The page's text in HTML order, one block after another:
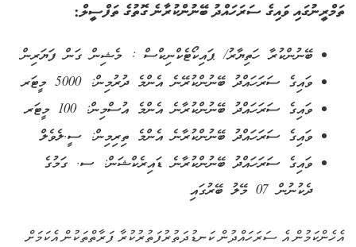
ތަމްރީނުގައި ވައިގެ ސަރަހައްދު ބޭނުންކުރާނެ ގޮތުގެ ތަފްސީލް:
ބޭނުންކުރާ ހަތިޔާރު/ ޕައިކޯޓެކްނިކްސް : މެޝިން ގަން ފަޔަރިން
ވައިގެ ސަރަހައްދު ބޭނުންކުރޭނެ އެންމެ ދުރުމިން: 5000 މީޓަރ
ވައިގެ ސަރަހައްދު ބޭނުންކުރާނެ އެންމެ އުސްމިން: 100 މީޓަރ
ވައިގެ ސަރަހައްދު ބޭނުންކުރާނެ އެންމެ ތިރިމިން: ސީ.ލެވެލް
ވައިގެ ސަރަހައްދު ބޭނުންކުރާނެ ޑައިރެކްޝަން: ސ. ގަމުގެ
ދެކުނުން 07 މޭލު ބޭރުގައި
އެހެންކަމުން އެ ސަރަހައްދުން ކަނޑުދަތުރުފަތުރުކުރާ ފަރާތްތަކުން އެކަމަށް